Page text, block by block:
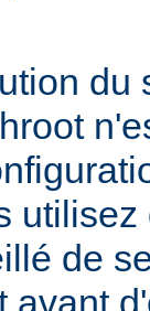
du
de
avant